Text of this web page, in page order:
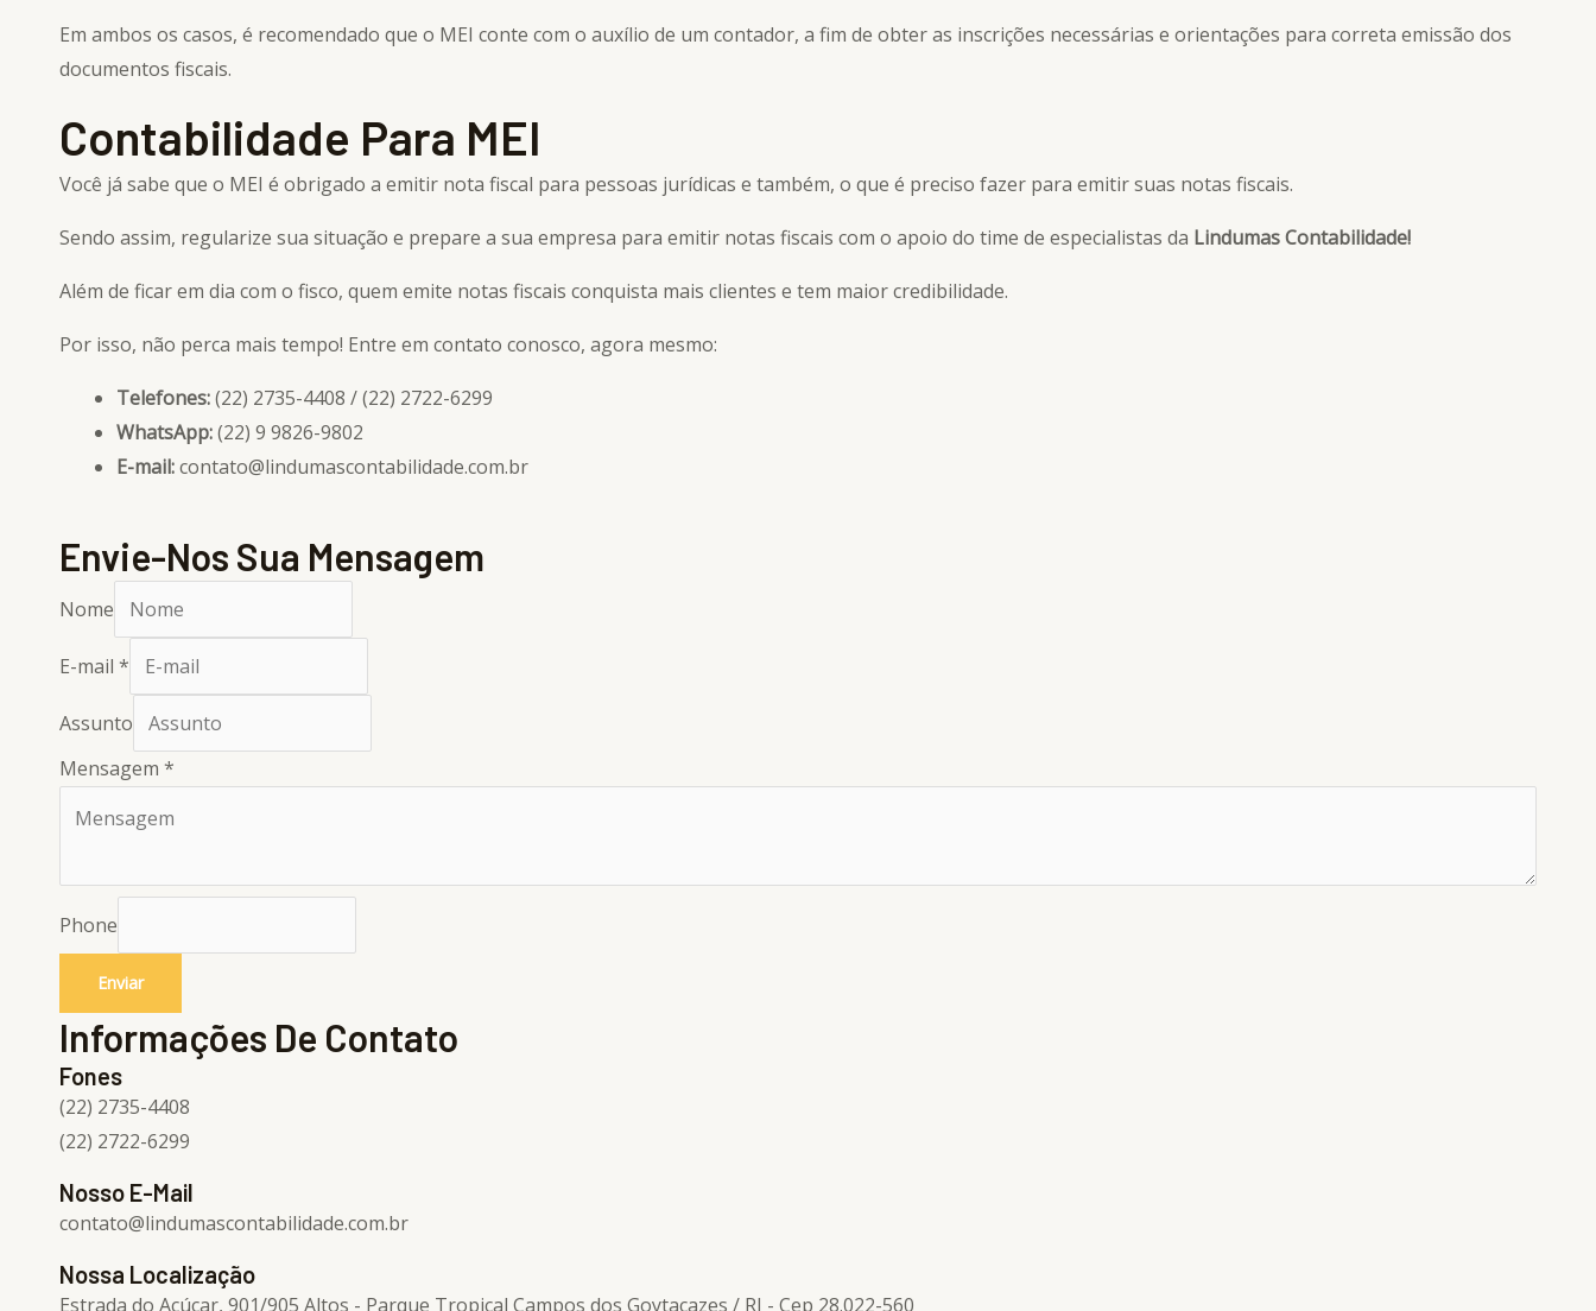
Em ambos os casos, é recomendado que o MEI conte com o auxílio de um contador, a fim de obter as inscrições necessárias e orientações para correta emissão dos
documentos fiscais.
Contabilidade Para MEI
Você já sabe que o MEI é obrigado a emitir nota fiscal para pessoas jurídicas e também, o que é preciso fazer para emitir suas notas fiscais.
Sendo assim, regularize sua situação e prepare a sua empresa para emitir notas fiscais com o apoio do time de especialistas da Lindumas Contabilidade!
Além de ficar em dia com o fisco, quem emite notas fiscais conquista mais clientes e tem maior credibilidade.
Por isso, não perca mais tempo! Entre em contato conosco, agora mesmo:
Telefones:(22) 2735-4408 / (22) 2722-6299
WhatsApp:(22) 9 9826-9802
E-mail:contato@lindumascontabilidade.com.br
Envie-Nos Sua Mensagem
Nome
E-mail *
Assunto
Mensagem *
Phone
Enviar
Informações De Contato
Fones
(22) 2735-4408
(22) 2722-6299
Nosso E-Mail
contato@lindumascontabilidade.com.br
Nossa Localização
Estrada do Açúcar, 901/905 Altos - Parque Tropical Campos dos Goytacazes / RJ - Cep 28.022-560